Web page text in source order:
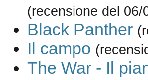
(recensione del 06/
Black Panther
Il campo
The War - Il